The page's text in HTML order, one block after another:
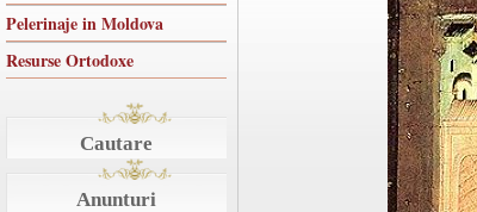
Pelerinaje in Moldova
Resurse Ortodoxe
Cautare
Anunturi